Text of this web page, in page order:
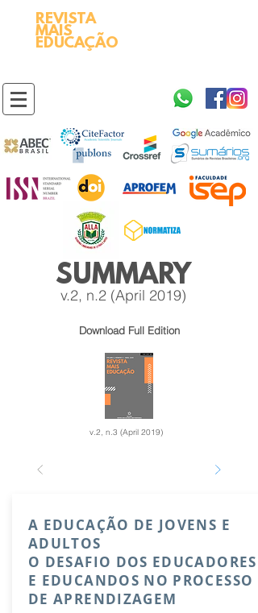
REVISTA
MAIS
EDUCAÇÃO
SUMMARY
v.2, n.2 (April 2019)
Download Full Edition
v.2, n.3 (April 2019)
A EDUCAÇÃO DE JOVENS E
ADULTOS
O DESAFIO DOS EDUCADORES
E EDUCANDOS NO PROCESSO
DE APRENDIZAGEM